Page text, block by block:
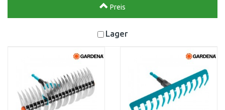
Preis
Lager